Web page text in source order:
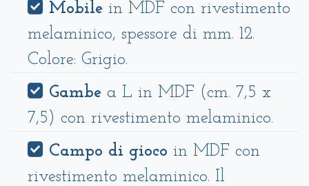
Mobile in MDF con rivestimento
melaminico, spessore di mm. 12.
Colore: Grigio.
Gambe a L in MDF (cm. 7,5 x
7,5) con rivestimento melaminico.
Campo di gioco in MDF con
rivestimento melaminico. Il